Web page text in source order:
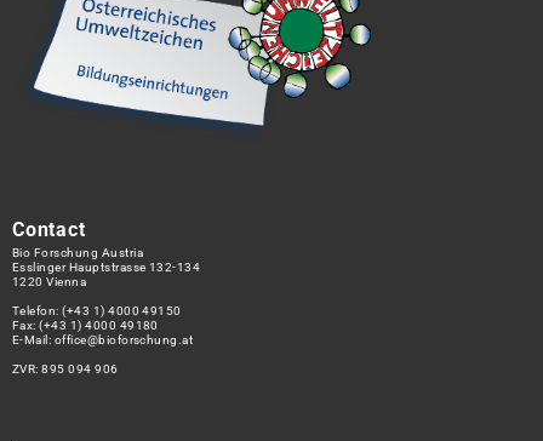
Contact
Bio Forschung Austria
Esslinger Hauptstrasse 132-134
1220 Vienna
Telefon:(+43 1) 4000 49150
Fax: (+43 1) 4000 49180
E-Mail: office@bioforschung.at
ZVR: 895 094 906